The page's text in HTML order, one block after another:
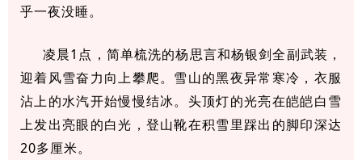
乎一夜没睡。
凌晨1点，简单梳洗的杨思言和杨银剑全副武装，
迎着风雪奋力向上攀爬。雪山的黑夜异常寒冷，衣服
沾上的水汽开始慢慢结冰。头顶灯的光亮在皑皑白雪
上发出亮眼的白光，登山靴在积雪里踩出的脚印深达
20多厘米。